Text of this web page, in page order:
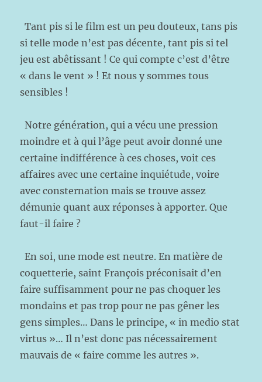
Tant pis si le film est un peu douteux, tans pis
si telle mode n’est pas décente, tant pis si tel
jeu est abêtissant ! Ce qui compte c’est d’être
« dans le vent » ! Et nous y sommes tous
sensibles !
Notre génération, qui a vécu une pression
moindre et à qui l’âge peut avoir donné une
certaine indifférence à ces choses, voit ces
affaires avec une certaine inquiétude, voire
avec consternation mais se trouve assez
démunie quant aux réponses à apporter. Que
faut-il faire ?
En soi, une mode est neutre. En matière de
coquetterie, saint François préconisait d’en
faire suffisamment pour ne pas choquer les
mondains et pas trop pour ne pas gêner les
gens simples… Dans le principe, « in medio stat
virtus »… Il n’est donc pas nécessairement
mauvais de « faire comme les autres ».